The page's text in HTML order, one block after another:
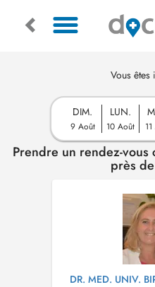
Vous êtes
DIM.
9 Août
LUN.
10 Août
Prendre un rendez-
près
DR. MED. UNIV.